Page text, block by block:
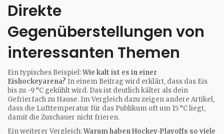
Direkte
Gegenüberstellungen von
interessanten Themen
Ein typisches Beispiel:Wie kalt ist es in einer
Eishockeyarena? In einem Beitrag wird erklärt, dass das Eis
bis zu -9 °C gekühlt wird. Das ist deutlich kälter als dein
Gefrierfach zu Hause. Im Vergleich dazu zeigen andere Artikel,
dass die Lufttemperatur für das Publikum oft um 15 °C liegt,
damit die Zuschauer nicht frieren.
Ein weiterer Vergleich:Warum haben Hockey‑Playoffs so viele